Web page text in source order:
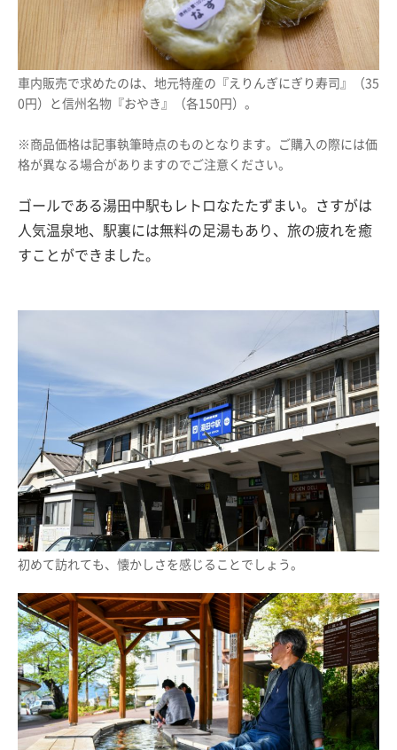
車内販売で求めたのは、地元特産の『えりんぎにぎり寿司』（35
0円）と信州名物『おやき』（各150円）。
※商品価格は記事執筆時点のものとなります。ご購入の際には価
格が異なる場合がありますのでご注意ください。
ゴールである湯田中駅もレトロなたたずまい。さすがは
人気温泉地、駅裏には無料の足湯もあり、旅の疲れを癒
すことができました。
初めて訪れても、懐かしさを感じることでしょう。